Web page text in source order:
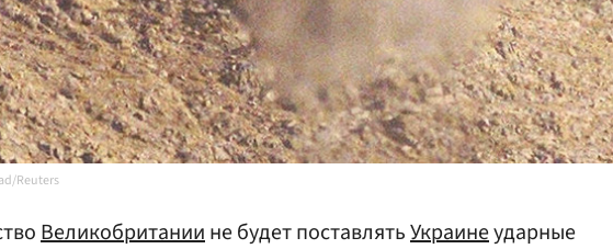
Reuters
Великобританиине будет поставлятьУкраинеударные